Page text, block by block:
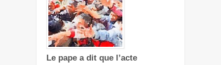
Le pape a dit que l’acte